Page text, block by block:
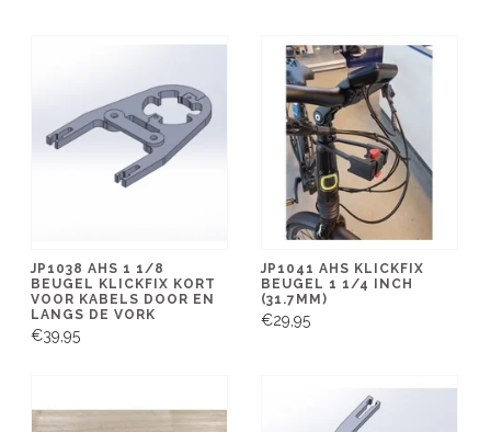
JP1038 AHS 1 1/8
BEUGEL KLICKFIX KORT
VOOR KABELS DOOR EN
LANGS DE VORK
€39,95
JP1041 AHS KLICKFIX
BEUGEL 1 1/4 INCH
(31.7MM)
€29,95